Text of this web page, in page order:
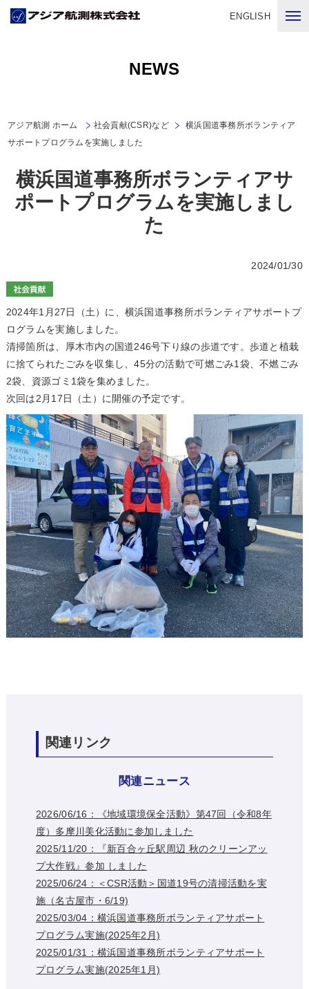
ENGLISH
NEWS
アジア航測 ホーム 社会貢献(CSR)など
横浜国道事務所ボランティア
サポートプログラムを実施しました
横浜国道事務所ボランティアサ
ポートプログラムを実施しまし
た
2024/01/30
2024年1月27日（土）に、横浜国道事務所ボランティアサポートプ
ログラムを実施しました。
清掃箇所は、厚木市内の国道246号下り線の歩道です。歩道と植栽
に捨てられたごみを収集し、45分の活動で可燃ごみ1袋、不燃ごみ
2袋、資源ゴミ1袋を集めました。
次回は2月17日（土）に開催の予定です。
関連リンク
関連ニュース
2026/06/16：《地域環境保全活動》第47回（令和8年
度）多摩川美化活動に参加しました
2025/11/20：『新百合ヶ丘駅周辺 秋のクリーンアッ
プ大作戦』参加 しました
2025/06/24：＜CSR活動＞国道19号の清掃活動を実
施（名古屋市・6/19)
2025/03/04：横浜国道事務所ボランティアサポート
プログラム実施(2025年2月)
2025/01/31：横浜国道事務所ボランティアサポート
プログラム実施(2025年1月)